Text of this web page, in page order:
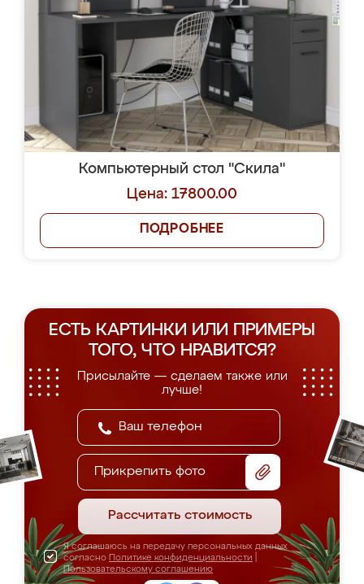
Компьютерный стол "Скила"
Цена: 17800.00
ПОДРОБНЕЕ
ЕСТЬ КАРТИНКИ ИЛИ ПРИМЕРЫ
ТОГО, ЧТО НРАВИТСЯ?
Присылайте — сделаем также или
лучше!
Прикрепить фото
Рассчитать стоимость
Я соглашаюсь на передачу персональных данных
согласно Политике конфиденциальности
Пользовательскому соглашению